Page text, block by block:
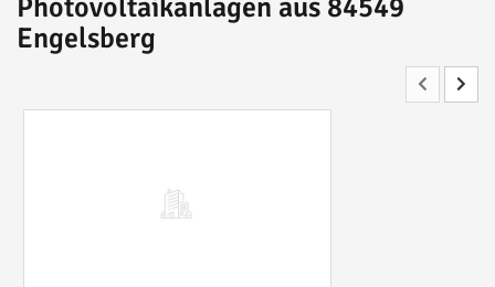
Photovoltaikanlagen aus 84549
Engelsberg